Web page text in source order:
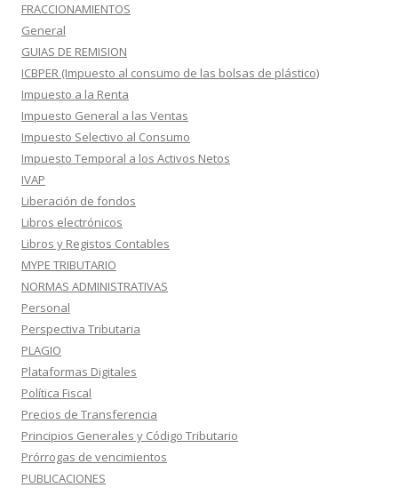
FRACCIONAMIENTOS
General
GUIAS DE REMISION
ICBPER (Impuesto al consumo de las bolsas de plástico)
Impuesto a la Renta
Impuesto General a las Ventas
Impuesto Selectivo al Consumo
Impuesto Temporal a los Activos Netos
IVAP
Liberación de fondos
Libros electrónicos
Libros y Registos Contables
MYPE TRIBUTARIO
NORMAS ADMINISTRATIVAS
Personal
Perspectiva Tributaria
PLAGIO
Plataformas Digitales
Política Fiscal
Precios de Transferencia
Principios Generales y Código Tributario
Prórrogas de vencimientos
PUBLICACIONES